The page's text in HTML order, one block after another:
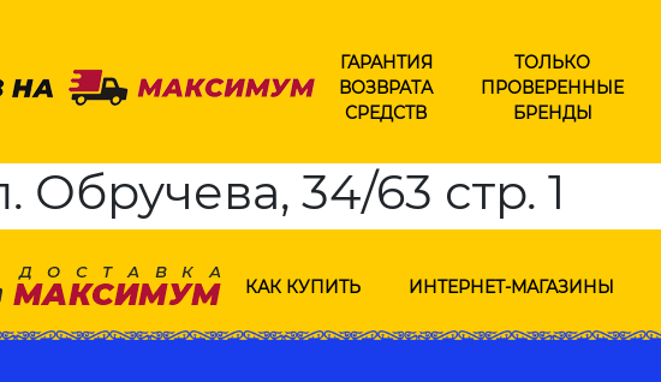
ГАРАНТИЯ
ВОЗВРАТА
СРЕДСТВ
ТОЛЬКО
ПРОВЕРЕННЫЕ
БРЕНДЫ
Обручева, 34/63 стр. 1
КАК КУПИТЬ ИНТЕРНЕТ-МАГАЗИНЫ